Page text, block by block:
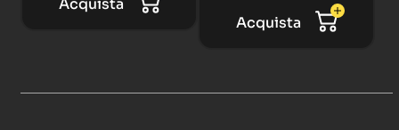
Acquista
Acquista